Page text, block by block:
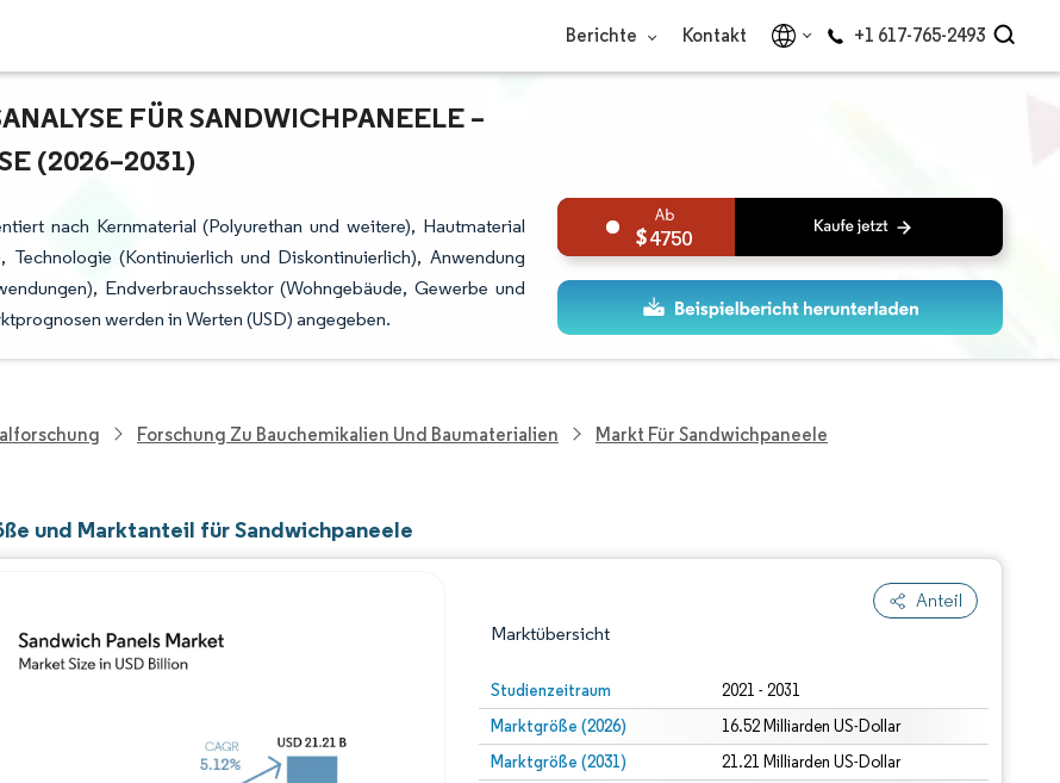
Berichte Kontakt +1 617-765-2493
FÜR SANDWICHPANEELE – W
(2026–2031)
nach Kernmaterial (Polyurethan und weitere), Hautmaterial
(Kontinuierlich und Diskontinuierlich), Anwendung
Endverbrauchssektor (Wohngebäude, Gewerbe und
werden in Werten (USD) angegeben.
4750
Forschung Zu Bauchemikalien Und Baumaterialien Markt Für Sandwichpaneele
und Marktanteil für Sandwichpaneele
Anteil
Marktübersicht
Studienzeitraum 2021 - 2031
Marktgröße (2026) 16.52 Milliarden US-Dollar
Marktgröße (2031) 21.21 Milliarden US-Dollar